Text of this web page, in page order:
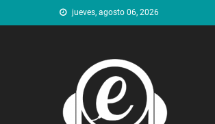
al
jueves, agosto 06, 2026